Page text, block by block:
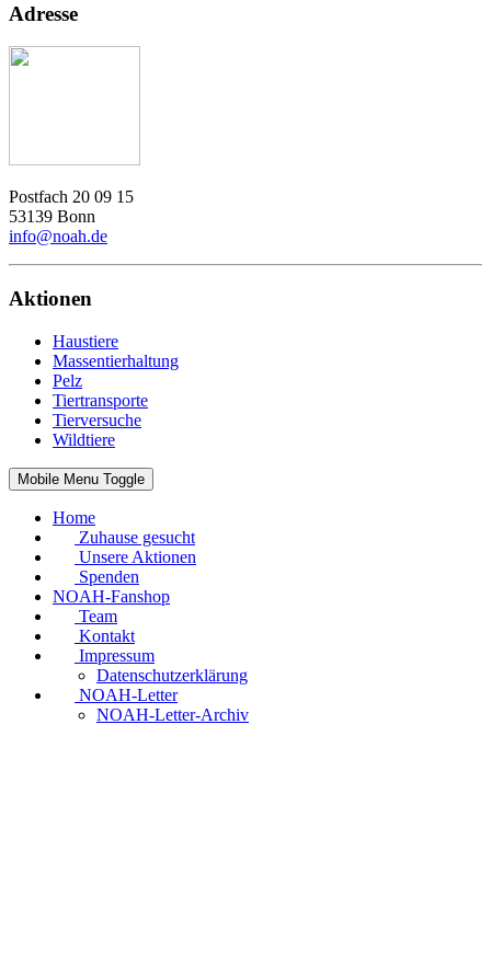
Adresse
Postfach 20 09 15
53139 Bonn
info@noah.de
Aktionen
Haustiere
Massentierhaltung
Pelz
Tiertransporte
Tierversuche
Wildtiere
Mobile Menu Toggle
Home
Zuhause gesucht
Unsere Aktionen
Spenden
NOAH-Fanshop
Team
Kontakt
Impressum
Datenschutzerklärung
NOAH-Letter
NOAH-Letter-Archiv